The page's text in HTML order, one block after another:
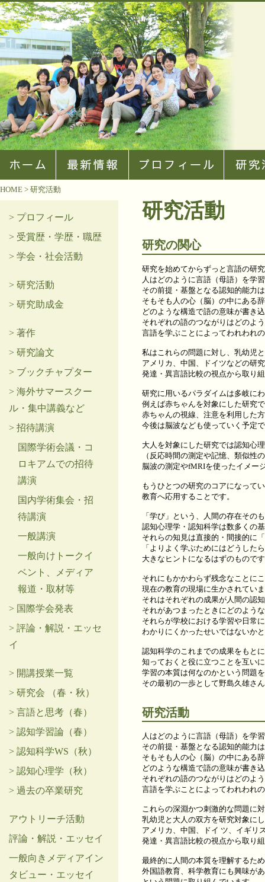
HOME > 研究活動
> プロフィール
> 受賞歴・学歴・職歴
> 学会・社会活動
> 研究活動
> 研究助成金
> 著作
> 研究論文
> ブックチャプター
> 海外サマースクー
ル・集中講義など
> 招待講演
国際学術会議・コ
ロキアムでの招待
講演
国内学術集会・招
待講演
一般講演
一般向けトークイ
ベント、メディア
報道・取材等
> 国際学会発表
> 評論・解説・エッセ
イ
> 開講授業一覧
> 研究会 （春・秋）
> 言語と思考（春）
> 認知学習論（春）
> 認知科学WS（秋）
> 認知心理学（秋）
> 過去の卒業研究
アウトリーチ活動
評論・解説・エッセイ
一般向きメディアイン
タビュー・エッセイ
研究活動
研究の関心
研究を始めてからずっと言語の研
人はどのように言語（母語）を学
その前提・基盤となる認知的能力
そもそも人の心（脳）の中にある
どのような構造で語の意味が書き
それぞれの語のつながりはどのよ
言語を学ぶことによってわれわれ
私はこれらの問題に対し、乳幼児
アメリカ、中国、ドイツなどの研
発達・異言語比較の視点から取り
研究に用いるパラダイムは多岐に
例えば赤ちゃんを対象にした研究
赤ちゃんの視線、注意を利用した
今後は脳波なども使っていく予定
大人を対象にした研究では認知心
（反応時間の測定や記憶、類似性
脳波の測定やfMRIを使ったイメー
もうひとつの研究のコアになって
教育へ応用することです。
「学び」という、人間の存在その
認知心理学・認知科学は数多くの
それらの知見は直接的・間接的に
「よりよく学ぶためにはどうした
大きなヒントになるはずのもので
それにもかかわらず残念なことに
現在の教育の現場に生かされてい
それはそれぞれの成果が人間の認
それがあつまったときにどのよう
それらが学校における学習や日常
わかりにくかったせいではないか
認知科学のこれまでの成果をもと
知っておくと役に立つことを互い
学習の本質は何なのかという問題
その最初の一歩として野島久雄さ
研究活動
人はどのように言語（母語）を学
その前提・基盤となる認知的能力
そもそも人の心（脳）の中にある
どのような構造で語の意味が書き
それぞれの語のつながりはどのよ
言語を学ぶことによってわれわれ
これらの深淵かつ刺激的な問題に
乳幼児と大人の双方を研究対象に
アメリカ、中国、ドイ ツ、イギリ
発達・異言語比較の視点から取り
最終的に人間の本質を理解するた
外国語教育、科学教育にも興味が